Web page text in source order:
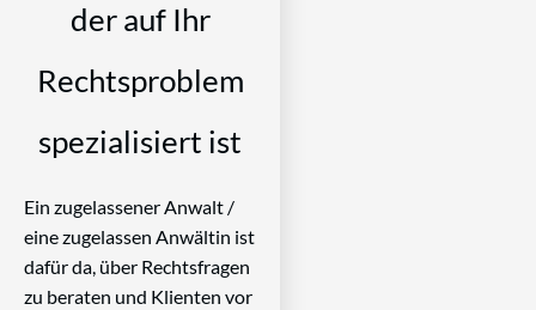
der auf Ihr
Rechtsproblem
spezialisiert ist
Ein zugelassener Anwalt /
eine zugelassen Anwältin ist
dafür da, über Rechtsfragen
zu beraten und Klienten vor